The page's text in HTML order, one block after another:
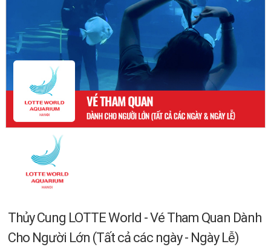
ĐĂNG NHẬP ĐĂNG KÝ
Thủy Cung LOTTE World - Vé Tham Quan Dành
Cho Người Lớn (Tất cả các ngày - Ngày Lễ)